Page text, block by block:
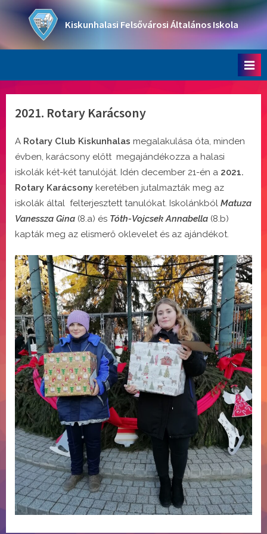
content
Kiskunhalasi Felsővárosi Általános Iskola
2021. Rotary Karácsony
A Rotary Club Kiskunhalas megalakulása óta, minden
évben, karácsony előtt megajándékozza a halasi
iskolák két-két tanulóját. Idén december 21-én a 2021.
Rotary Karácsony keretében jutalmazták meg az
iskolák által felterjesztett tanulókat. Iskolánkból Matuza
Vanessza Gina (8.a) és Tóth-Vojcsek Annabella (8.b)
kapták meg az elismerő oklevelet és az ajándékot.